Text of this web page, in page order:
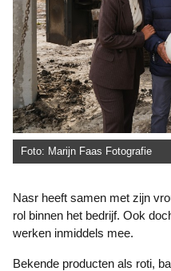
Foto: Marijn Faas Fotografie
Nasr heeft samen met zijn vrouw Lydia nog steeds een actieve
rol binnen het bedrijf. Ook
werken inmiddels mee.
Bekende producten als roti, bara, kippastei en empanada’s